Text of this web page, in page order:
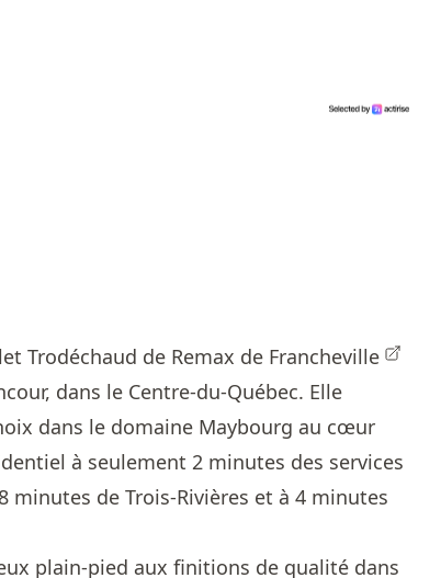
Trodéchaud de Remax de Francheville
dans le Centre-du-Québec. Elle
dans le domaine Maybourg au cœur
à seulement 2 minutes des services
minutes de Trois-Rivières et à 4 minutes